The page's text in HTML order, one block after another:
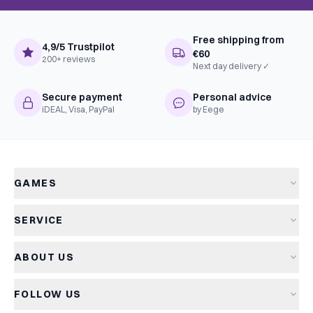
4,9/5 Trustpilot
200+ reviews
Free shipping from
€60
Next day delivery ✓
Secure payment
iDEAL, Visa, PayPal
Personal advice
by Eege
GAMES
New arrivals
SERVICE
Returns
ABOUT US
The Captain's Game
FOLLOW US